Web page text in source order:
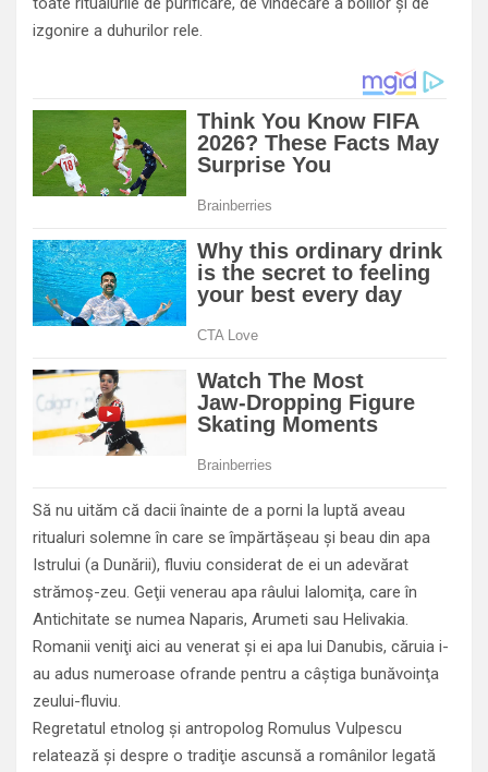
izgonire a duhurilor rele.
Să nu uităm că dacii înainte de a porni la luptă aveau
ritualuri solemne în care se împărtăşeau şi beau din apa
Istrului (a Dunării), fluviu considerat de ei un adevărat
strămoş-zeu. Geţii venerau apa râului Ialomiţa, care în
Antichitate se numea Naparis, Arumeti sau Helivakia.
Romanii veniţi aici au venerat şi ei apa lui Danubis, căruia i-
au adus numeroase ofrande pentru a câştiga bunăvoinţa
zeului-fluviu.
Regretatul etnolog şi antropolog Romulus Vulpescu
relatează şi despre o tradiţie ascunsă a românilor legată